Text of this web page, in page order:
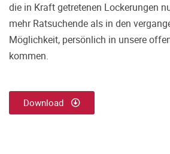
die in Kraft getretenen Lockerungen
mehr Ratsuchende als in den
Möglichkeit, persönlich in unsere
kommen.
Download